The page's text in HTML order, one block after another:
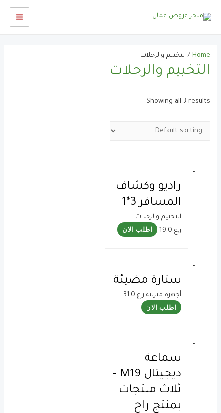
Home / التخييم والرحلات
التخييم والرحلات
Showing all 3 results
راديو وكشاف
المسافر 3*1
التخييم والرحلات
ر.ع.19.0 اطلب الان
ستارة مضيئة
أجهزة منزلية ر.ع.31.0
اطلب الان
سماعة
ديجيتال M19 –
ثلاث منتجات
بمنتج راح